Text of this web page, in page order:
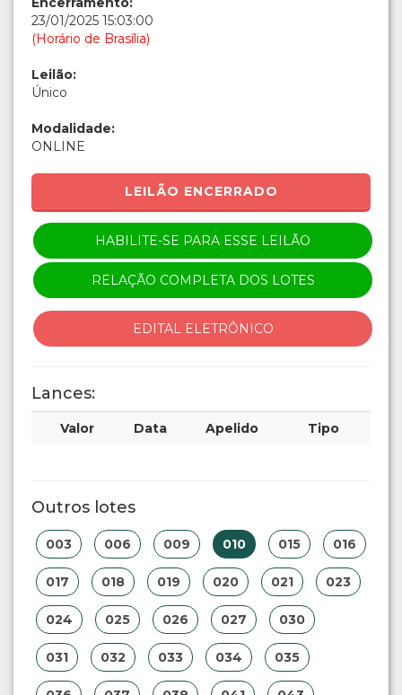
23/01/2025 15:03:00
(Horário de Brasília)
Leilão:
Único
Modalidade:
ONLINE
LEILÃO ENCERRADO
HABILITE-SE PARA ESSE LEILÃO
RELAÇÃO COMPLETA DOS LOTES
EDITAL ELETRÔNICO
Lances:
Valor Data Apelido Tipo
Outros lotes
003 006 009 010 015 016
017 018 019 020 021 023
024 025 026 027 030
031 032 033 034 035